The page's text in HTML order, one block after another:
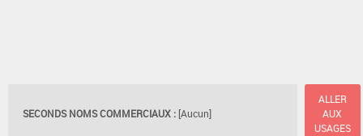
SECONDS NOMS COMMERCIAUX : [Aucun]
ALLER
AUX
USAGES